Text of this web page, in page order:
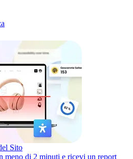
Sito
meno di 2 minuti e ricevi un report